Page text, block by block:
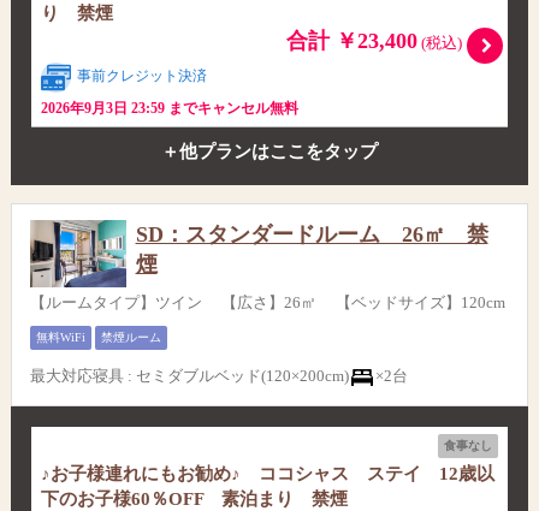
り 禁煙
合計 ￥23,400(税込)
事前クレジット決済
2026年9月3日 23:59 までキャンセル無料
＋他プランはここをタップ
SD：スタンダードルーム 26㎡ 禁
煙
【ルームタイプ】ツイン 【広さ】26㎡ 【ベッドサイズ】120cm
無料WiFi 禁煙ルーム
最大対応寝具 : セミダブルベッド(120×200cm) ×2台
食事なし
♪お子様連れにもお勧め♪ ココシャス ステイ 12歳以
下のお子様60％OFF 素泊まり 禁煙